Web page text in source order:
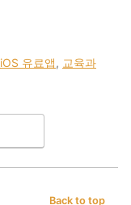
iOS 유료앱, 교육과
Back to top